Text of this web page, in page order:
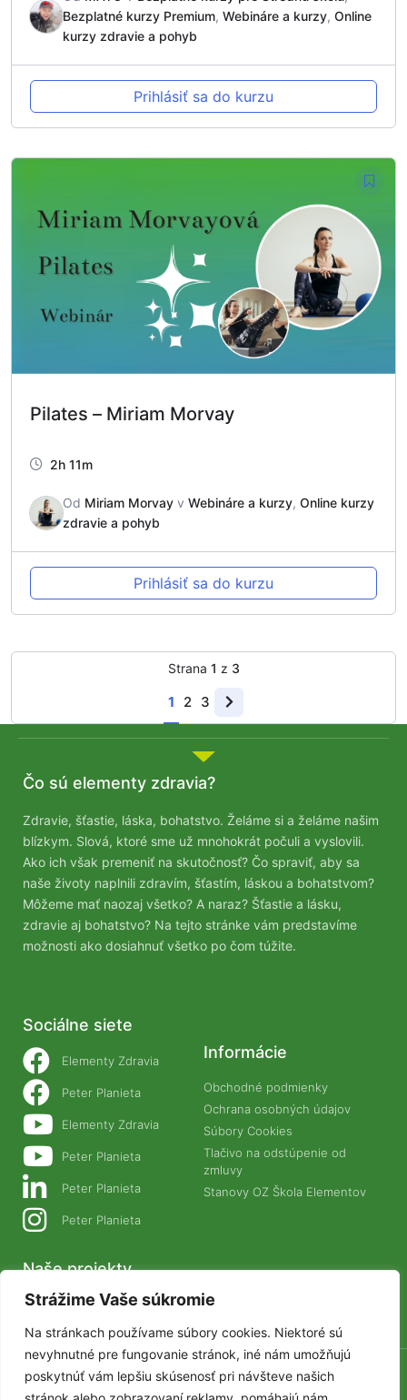
Strážime Vaše súkromie
Na stránkach používame súbory cookies. Niektoré sú
nevyhnutné pre fungovanie stránok, iné nám umožňujú
poskytnúť vám lepšiu skúsenosť pri návšteve našich
Bezplatné kurzy Premium, Webináre a kurzy, Online
kurzy zdravie a pohyb
Prihlásiť sa do kurzu
Pilates – Miriam Morvay
2h 11m
Od Miriam Morvay v Webináre a kurzy, Online kurzy
zdravie a pohyb
Prihlásiť sa do kurzu
Strana 1 z 3
1 2 3
Čo sú elementy zdravia?
Zdravie, šťastie, láska, bohatstvo. Želáme si a želáme našim
blízkym. Slová, ktoré sme už mnohokrát počuli a vyslovili.
Ako ich však premeniť na skutočnosť? Čo spraviť, aby sa
naše životy naplnili zdravím, šťastím, láskou a bohatstvom?
Môžeme mať naozaj všetko? A naraz? Šťastie a lásku,
zdravie aj bohatstvo? Na tejto stránke vám predstavíme
možnosti ako dosiahnuť všetko po čom túžite.
Sociálne siete
Elementy Zdravia
Peter Planieta
Elementy Zdravia
Peter Planieta
Peter Planieta
Peter Planieta
Informácie
Obchodné podmienky
Ochrana osobných údajov
Súbory Cookies
Tlačivo na odstúpenie od
zmluvy
Stanovy OZ Škola Elementov
Naše projekty
PLANETANATUR.SK
ZIVAFOOD.SK
© Elementy Zdravia 2025